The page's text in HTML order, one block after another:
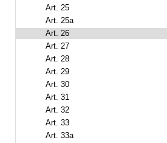
Art. 25
Art. 25a
Art. 26
Art. 27
Art. 28
Art. 29
Art. 30
Art. 31
Art. 32
Art. 33
Art. 33a